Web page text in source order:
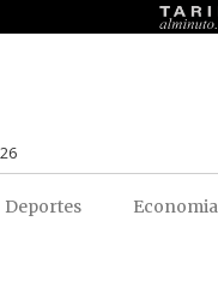
Deportes Economia